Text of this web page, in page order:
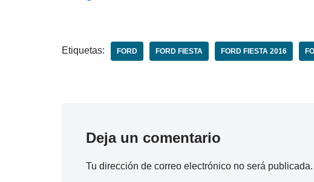
Etiquetas: FORD FORD FIESTA FORD FIESTA 2016
Deja un comentario
Tu dirección de correo electrónico no será publicada.